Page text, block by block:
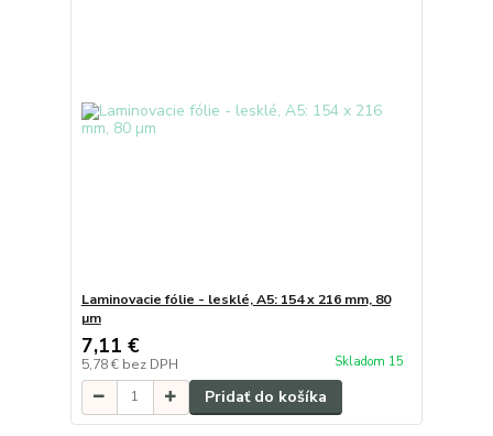
Laminovacie fólie - lesklé, A5: 154 x 216 mm, 80
µm
7,11 €
5,78 € bez DPH Skladom 15
Pridať do košíka